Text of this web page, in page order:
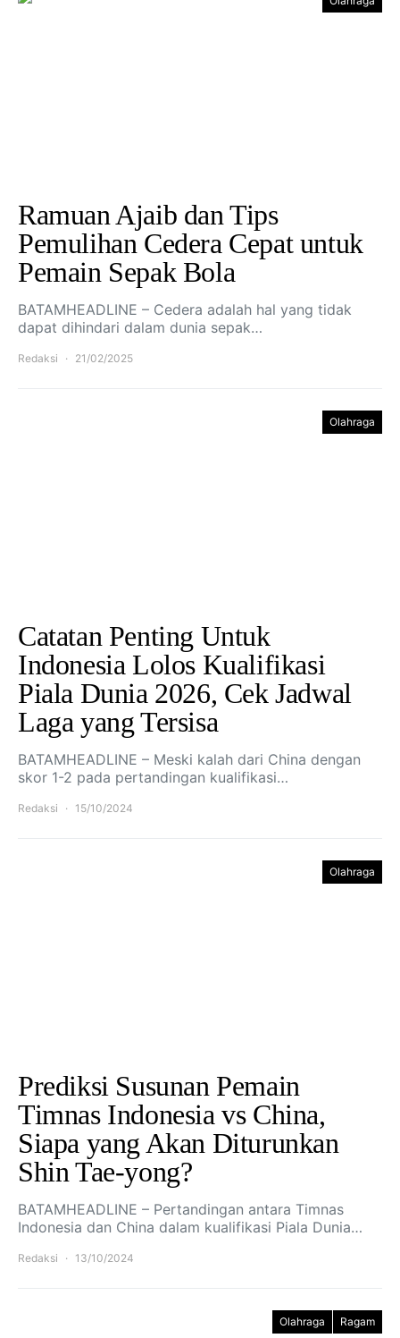
Ramuan Ajaib dan Tips
Pemulihan Cedera Cepat untuk
Pemain Sepak Bola
BATAMHEADLINE – Cedera adalah hal yang tidak
dapat dihindari dalam dunia sepak…
Redaksi 21/02/2025
Olahraga
Catatan Penting Untuk
Indonesia Lolos Kualifikasi
Piala Dunia 2026, Cek Jadwal
Laga yang Tersisa
BATAMHEADLINE – Meski kalah dari China dengan
skor 1-2 pada pertandingan kualifikasi…
Redaksi 15/10/2024
Olahraga
Prediksi Susunan Pemain
Timnas Indonesia vs China,
Siapa yang Akan Diturunkan
Shin Tae-yong?
BATAMHEADLINE – Pertandingan antara Timnas
Indonesia dan China dalam kualifikasi Piala Dunia…
Redaksi 13/10/2024
Olahraga Ragam